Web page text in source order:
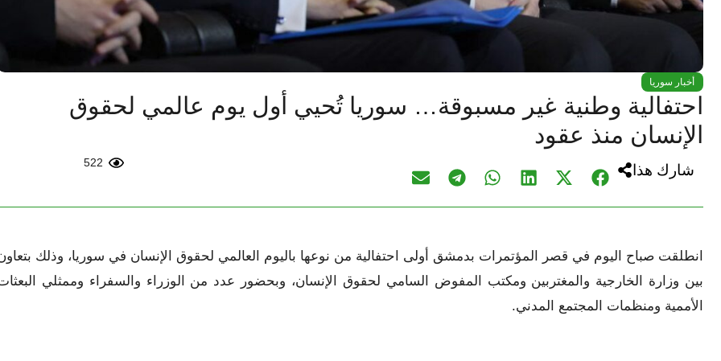
أخبار سوريا
احتفالية وطنية غير مسبوقة… سوريا تُحيي أول يوم عالمي لحقوق
الإنسان منذ عقود
شارك هذا 522
انطلقت صباح اليوم في قصر المؤتمرات بدمشق أولى احتفالية من نوعها باليوم العالمي لحقوق الإنسان في سوريا، وذلك
بين وزارة الخارجية والمغتربين ومكتب المفوض السامي لحقوق الإنسان، وبحضور عدد من الوزراء والسفراء وممثلي
الأممية ومنظمات المجتمع المدني.